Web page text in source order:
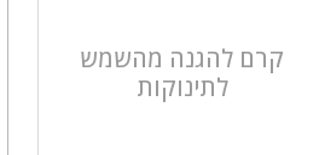
קרם להגנה מהשמש
לתינוקות